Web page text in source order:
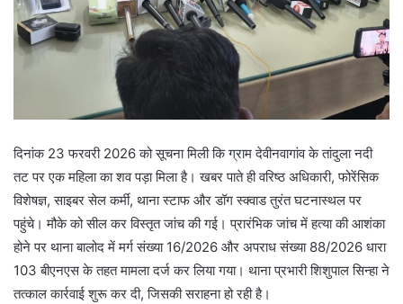
दिनांक 23 फरवरी 2026 को सूचना मिली कि ग्राम देवीनवागांव के तांदुला नदी
तट पर एक महिला का शव पड़ा मिला है। खबर पाते ही वरिष्ठ अधिकारी, फोरेंसिक
विशेषज्ञ, साइबर सेल कर्मी, थाना स्टाफ और डॉग स्क्वाड तुरंत घटनास्थल पर
पहुंचे। मौके को सील कर विस्तृत जांच की गई। प्रारंभिक जांच में हत्या की आशंका
होने पर थाना बालोद में मर्ग संख्या 16/2026 और अपराध संख्या 88/2026 धारा
103 बीएनएस के तहत मामला दर्ज कर लिया गया। थाना प्रभारी शिशुपाल सिन्हा ने
तत्काल कार्रवाई शुरू कर दी, जिसकी सराहना हो रही है।